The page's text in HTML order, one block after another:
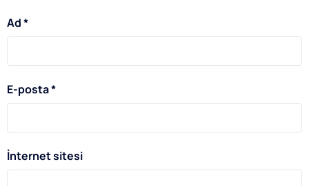
Ad*
E-posta*
İnternet sitesi